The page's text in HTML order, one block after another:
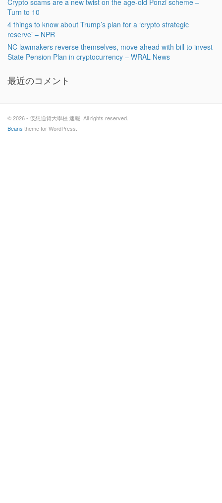
Crypto scams are a new twist on the age-old Ponzi scheme –
Turn to 10
4 things to know about Trump’s plan for a ‘crypto strategic
reserve’ – NPR
NC lawmakers reverse themselves, move ahead with bill to invest
State Pension Plan in cryptocurrency – WRAL News
最近のコメント
© 2026 - 仮想通貨大學校 速報. All rights reserved.
Beans theme for WordPress.